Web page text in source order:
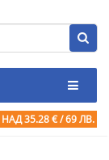
НАД 35.28 € / 69 ЛВ.